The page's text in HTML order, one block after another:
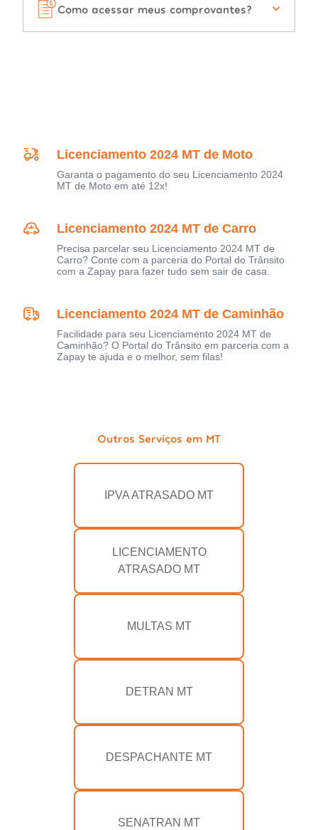
Como acessar meus comprovantes?
Licenciamento 2024 MT de Moto
Garanta o pagamento do seu Licenciamento 2024
MT de Moto em até 12x!
Licenciamento 2024 MT de Carro
Precisa parcelar seu Licenciamento 2024 MT de
Carro? Conte com a parceria do Portal do Trânsito
com a Zapay para fazer tudo sem sair de casa.
Licenciamento 2024 MT de Caminhão
Facilidade para seu Licenciamento 2024 MT de
Caminhão? O Portal do Trânsito em parceria com a
Zapay te ajuda e o melhor, sem filas!
Outros Serviços em MT
IPVA ATRASADO MT
LICENCIAMENTO
ATRASADO MT
MULTAS MT
DETRAN MT
DESPACHANTE MT
SENATRAN MT